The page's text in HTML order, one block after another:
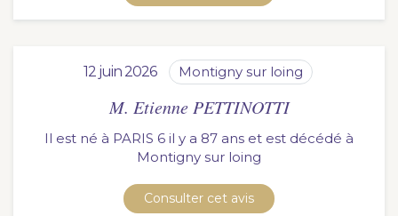
12 juin 2026 montigny sur loing
M. Etienne PETTINOTTI
Il est né à PARIS 6 il y a 87 ans et est décédé à
montigny sur loing
Consulter cet avis